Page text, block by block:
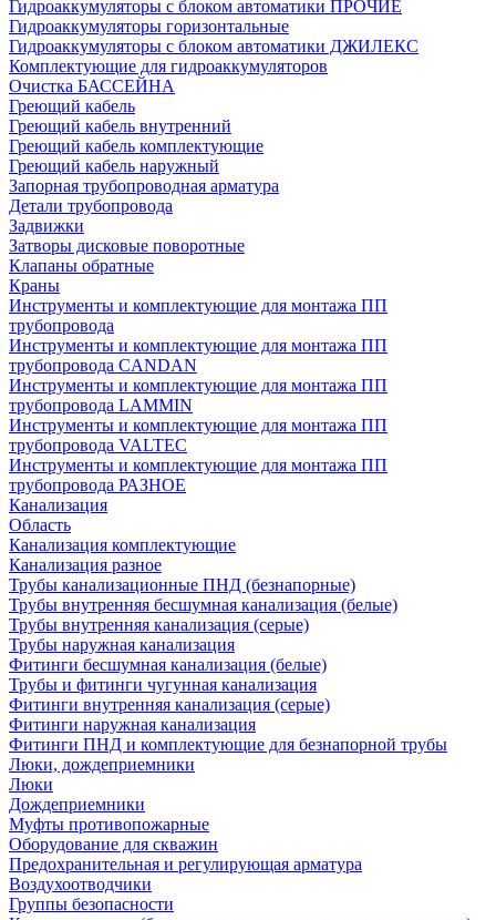
Гидроаккумуляторы с блоком автоматики ПРОЧИЕ
Гидроаккумуляторы горизонтальные
Гидроаккумуляторы с блоком автоматики ДЖИЛЕКС
Комплектующие для гидроаккумуляторов
Очистка БАССЕЙНА
Греющий кабель
Греющий кабель внутренний
Греющий кабель комплектующие
Греющий кабель наружный
Запорная трубопроводная арматура
Детали трубопровода
Задвижки
Затворы дисковые поворотные
Клапаны обратные
Краны
Инструменты и комплектующие для монтажа ПП
трубопровода
Инструменты и комплектующие для монтажа ПП
трубопровода CANDAN
Инструменты и комплектующие для монтажа ПП
трубопровода LAMMIN
Инструменты и комплектующие для монтажа ПП
трубопровода VALTEC
Инструменты и комплектующие для монтажа ПП
трубопровода РАЗНОЕ
Канализация
Область
Канализация комплектующие
Канализация разное
Трубы канализационные ПНД (безнапорные)
Трубы внутренняя бесшумная канализация (белые)
Трубы внутренняя канализация (серые)
Трубы наружная канализация
Фитинги бесшумная канализация (белые)
Трубы и фитинги чугунная канализация
Фитинги внутренняя канализация (серые)
Фитинги наружная канализация
Фитинги ПНД и комплектующие для безнапорной трубы
Люки, дождеприемники
Люки
Дождеприемники
Муфты противопожарные
Оборудование для скважин
Предохранительная и регулирующая арматура
Воздухоотводчики
Группы безопасности